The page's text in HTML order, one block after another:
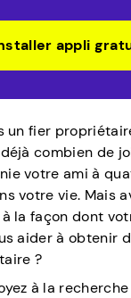
appli
un fier
combien de
votre ami à
votre vie. Mais
la façon dont
aider à obtenir
?
à la recherche